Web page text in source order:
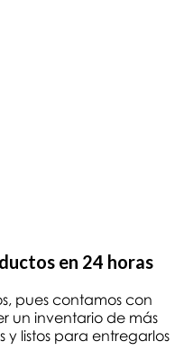
en 24 horas
pues contamos con
un inventario de más
y listos para entregarlos